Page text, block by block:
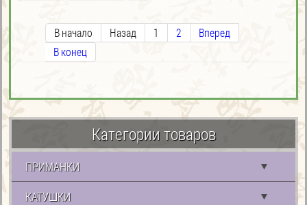
В начало Назад 1 2
Вперед
В конец
Категории товаров
ПРИМАНКИ
КАТУШКИ